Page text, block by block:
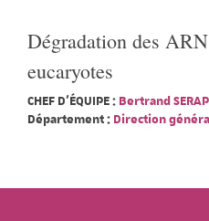
Dégradation des
eucaryotes
CHEF D'ÉQUIPE : Bertrand
Département : Direction